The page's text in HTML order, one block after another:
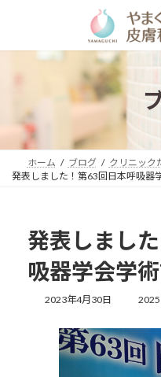
ン
プ
ー
動
ホーム ブログ
クリニック
発表しました！第63回日本呼吸器
発表しまし
吸器学会学
2023年4月30日
最
更
新
日
時